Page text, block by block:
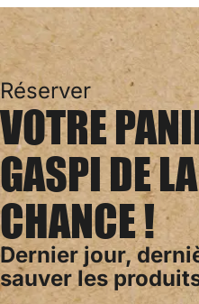
Réserver
VOTRE
GASPI DE
CHANCE !
Dernier jour,
sauver les